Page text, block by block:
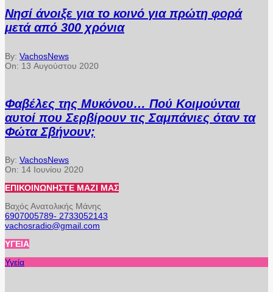
Νησί άνοιξε για το κοινό για πρώτη φορά
μετά από 300 χρόνια
By: VachosNews
On: 13 Αυγούστου 2020
Φαβέλες της Μυκόνου… Πού Κοιμούνται
αυτοί που Σερβίρουν τις Σαμπάνιες όταν τα
Φώτα Σβήνουν;
By: VachosNews
On: 14 Ιουνίου 2020
ΕΠΙΚΟΙΝΩΝΉΣΤΕ ΜΑΖΊ ΜΑΣ
Βαχός Ανατολικής Μάνης
6907005789- 2733052143
vachosradio@gmail.com
ΥΓΕΊΑ
Υγεία